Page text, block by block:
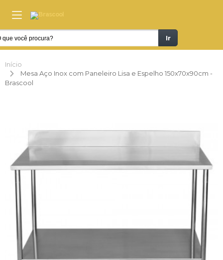
Ir
Início
Mesa Aço Inox com Paneleiro Lisa e Espelho 150x70x90cm -
Brascool